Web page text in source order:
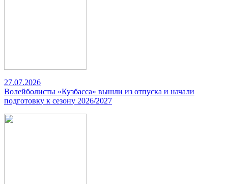
27.07.2026
Волейболисты «Кузбасса» вышли из отпуска и начали
подготовку к сезону 2026/2027